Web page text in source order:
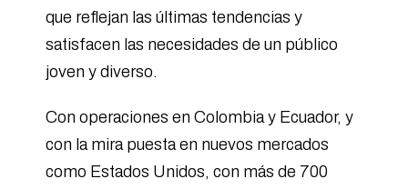
que reflejan las últimas tendencias y
satisfacen las necesidades de un público
joven y diverso.
Con operaciones en Colombia y Ecuador, y
con la mira puesta en nuevos mercados
como Estados Unidos, con más de 700